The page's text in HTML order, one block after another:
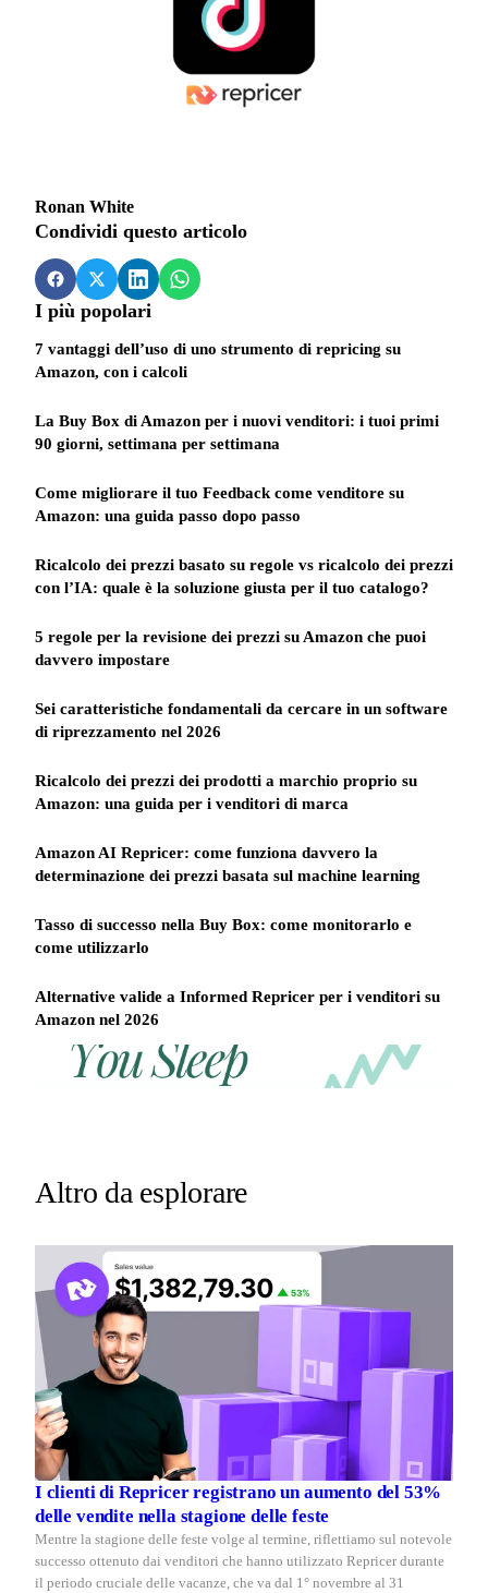
Ronan White
Condividi questo articolo
I più popolari
7 vantaggi dell’uso di uno strumento di repricing su
Amazon, con i calcoli
La Buy Box di Amazon per i nuovi venditori: i tuoi primi
90 giorni, settimana per settimana
Come migliorare il tuo Feedback come venditore su
Amazon: una guida passo dopo passo
Ricalcolo dei prezzi basato su regole vs ricalcolo dei prezzi
con l’IA: quale è la soluzione giusta per il tuo catalogo?
5 regole per la revisione dei prezzi su Amazon che puoi
davvero impostare
Sei caratteristiche fondamentali da cercare in un software
di riprezzamento nel 2026
Ricalcolo dei prezzi dei prodotti a marchio proprio su
Amazon: una guida per i venditori di marca
Amazon AI Repricer: come funziona davvero la
determinazione dei prezzi basata sul machine learning
Tasso di successo nella Buy Box: come monitorarlo e
come utilizzarlo
Alternative valide a Informed Repricer per i venditori su
Amazon nel 2026
REPRICER
Win
while
you
Your
Repricer.com
seconds.
Altro da esplorare
I clienti di Repricer registrano un aumento del 53%
delle vendite nella stagione delle feste
Mentre la stagione delle feste volge al termine, riflettiamo sul notevole
successo ottenuto dai venditori che hanno utilizzato Repricer durante
il periodo cruciale delle vacanze, che va dal 1° novembre al 31